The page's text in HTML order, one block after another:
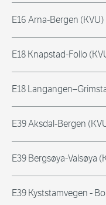
E16 Arna-Bergen (KVU)
E18 Knapstad-Follo
E18
E39 Aksdal-Bergen
E39 Bergsøya-Valsøya
E39 Kyststamvegen -